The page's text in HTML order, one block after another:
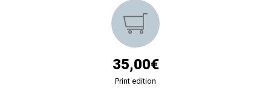
35,00€
Print edition